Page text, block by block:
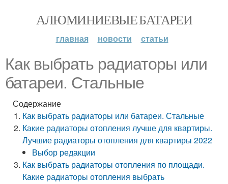
АЛЮМИНИЕВЫЕ БАТАРЕИ
главная новости статьи
Как выбрать радиаторы или
батареи. Стальные
Содержание
Как выбрать радиаторы или батареи. Стальные
Какие радиаторы отопления лучше для квартиры.
Лучшие радиаторы отопления для квартиры 2022
Выбор редакции
Как выбрать радиаторы отопления по площади.
Какие радиаторы отопления выбрать